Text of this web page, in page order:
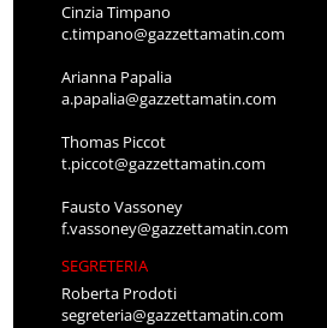
Cinzia Timpano
c.timpano@gazzettamatin.com
Arianna Papalia
a.papalia@gazzettamatin.com
Thomas Piccot
t.piccot@gazzettamatin.com
Fausto Vassoney
f.vassoney@gazzettamatin.com
SEGRETERIA
Roberta Prodoti
segreteria@gazzettamatin.com